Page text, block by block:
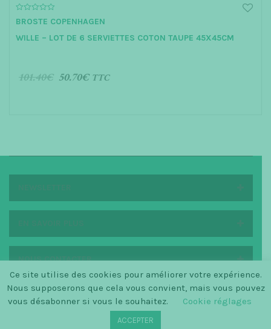
0
o
t
BROSTE COPENHAGEN
WILLE – LOT DE 6 SERVIETTES COTON TAUPE 45X45CM
101.40€ 50.70€ TTC
NOUS CONTACTER
© SINCE 2014 LA PETITE SCANDINAVE / LOGO BY
CHRISTINECLEMMENSEN.DK
Ce site utilise des cookies pour améliorer votre expérience.
Nous supposerons que cela vous convient, mais vous pouvez
vous désabonner si vous le souhaitez.
Cookie réglages
ACCEPTER